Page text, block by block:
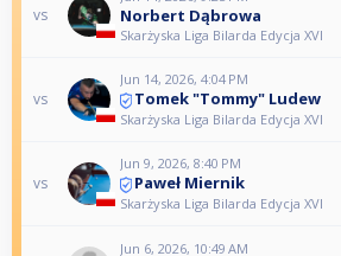
vs Norbert Dąbrowa
Skarżyska Liga Bilarda Edycja XVI
vs
Jun 14, 2026, 4:04 PM
Tomek "Tommy" Ludew
Skarżyska Liga Bilarda Edycja XVI
vs
Jun 9, 2026, 8:40 PM
Paweł Miernik
Skarżyska Liga Bilarda Edycja XVI
Jun 6, 2026, 10:49 AM